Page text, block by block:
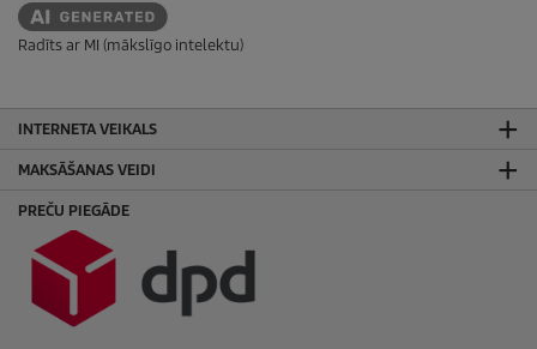
Radīts ar MI (mākslīgo intelektu)
INTERNETA VEIKALS
MAKSĀŠANAS VEIDI
PREČU PIEGĀDE